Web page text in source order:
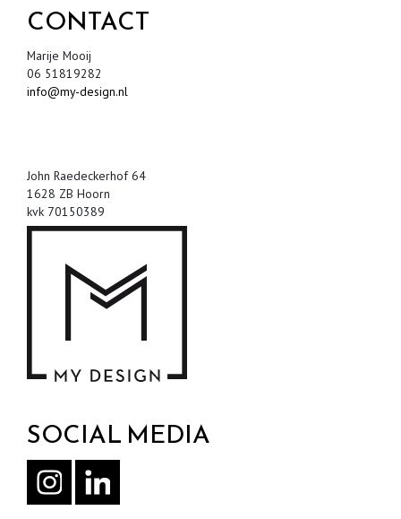
CONTACT
Marije Mooij
06 51819282
info@my-design.nl
John Raedeckerhof 64
1628 ZB Hoorn
kvk 70150389
SOCIAL MEDIA